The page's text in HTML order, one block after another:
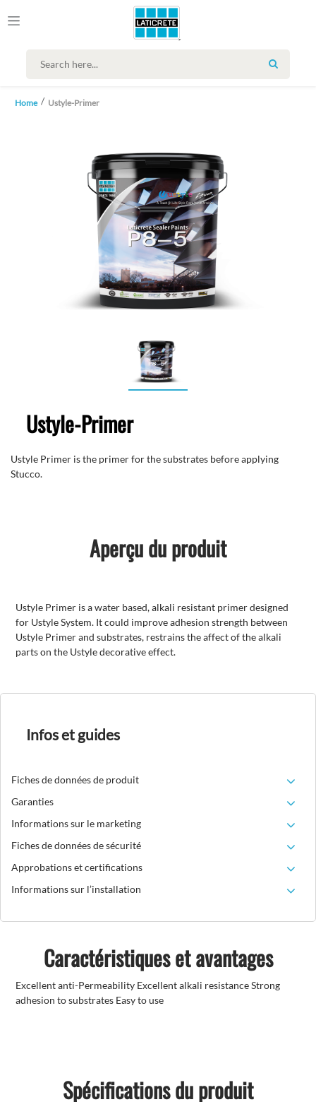
SEARCH
Home Ustyle-Primer
Ustyle-Primer
Ustyle Primer is the primer for the substrates before applying
Stucco.
Aperçu du produit
Ustyle Primer is a water based, alkali resistant primer designed
for Ustyle System. It could improve adhesion strength between
Ustyle Primer and substrates, restrains the affect of the alkali
parts on the Ustyle decorative effect.
Infos et guides
Fiches de données de produit
Garanties
Informations sur le marketing
Fiches de données de sécurité
Approbations et certifications
Informations sur l’installation
Caractéristiques et avantages
Excellent anti-Permeability Excellent alkali resistance Strong
adhesion to substrates Easy to use
Spécifications du produit